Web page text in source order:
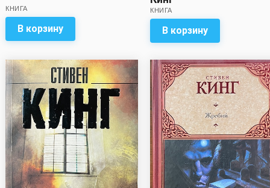
КНИГА
В корзину
КНИГА
В корзину